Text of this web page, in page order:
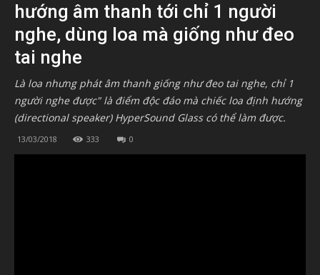
hướng âm thanh tới chỉ 1 người
nghe, dùng loa mà giống như đeo
tai nghe
Là loa nhưng phát âm thanh giống như đeo tai nghe, chỉ 1
người nghe được" là điểm độc đáo mà chiếc loa định hướng
(directional speaker) HyperSound Glass có thể làm được.
13/03/2018 333 0